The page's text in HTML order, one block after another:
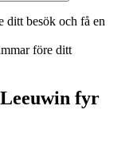
ditt besök och få en
före ditt
fyr